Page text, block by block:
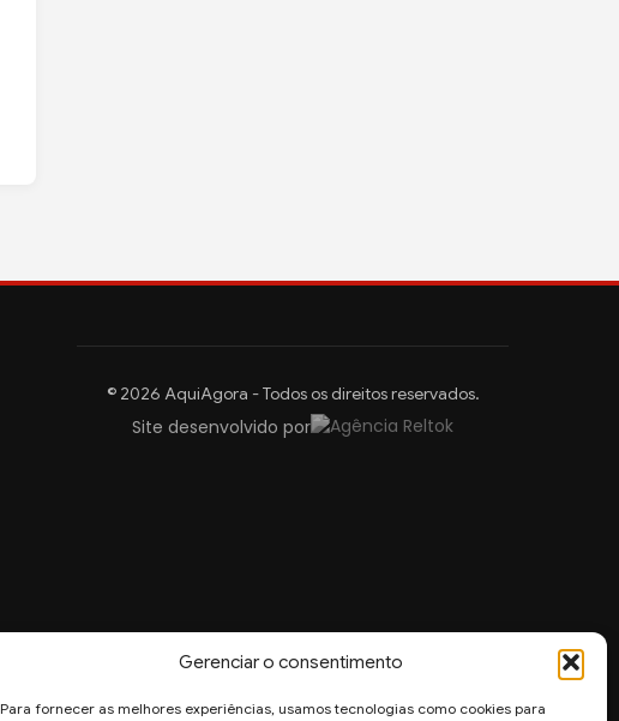
Gerenciar o consentimento
Para fornecer as melhores experiências, usamos tecnologias como cookies para
© 2026 AquiAgora - Todos os direitos reservados.
Site desenvolvido por